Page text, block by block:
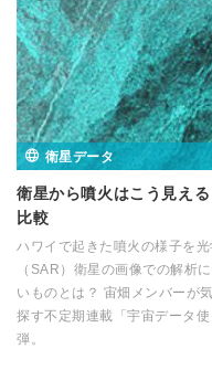
衛星データ
衛星から噴火はこう見え
比較
ハワイで起きた噴火の様子を
（SAR）衛星の画像での解析
いものとは？ 宙畑メンバーが
探す不定期連載「宇宙データ
弾。